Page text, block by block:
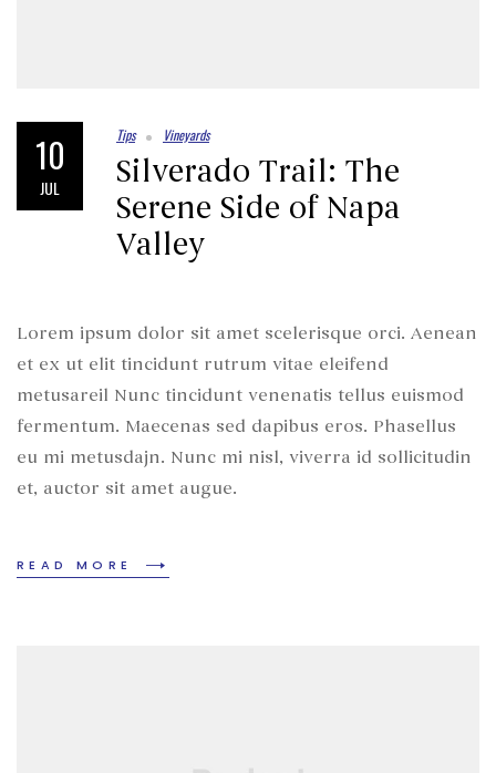
10
JUL
Tips Vineyards
Silverado Trail: The
Serene Side of Napa
Valley
Lorem ipsum dolor sit amet scelerisque orci. Aenean
et ex ut elit tincidunt rutrum vitae eleifend
metusareil Nunc tincidunt venenatis tellus euismod
fermentum. Maecenas sed dapibus eros. Phasellus
eu mi metusdajn. Nunc mi nisl, viverra id sollicitudin
et, auctor sit amet augue.
READ MORE